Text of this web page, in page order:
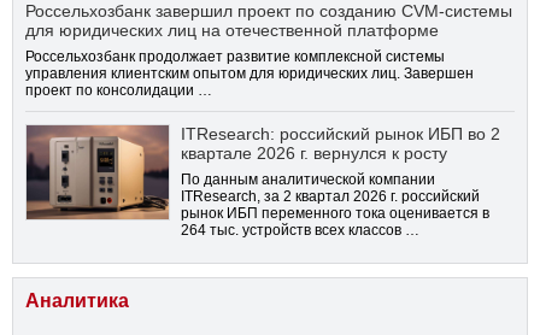
Россельхозбанк завершил проект по созданию CVM-системы
для юридических лиц на отечественной платформе
Россельхозбанк продолжает развитие комплексной системы
управления клиентским опытом для юридических лиц. Завершен
проект по консолидации …
ITResearch: российский рынок ИБП во 2
квартале 2026 г. вернулся к росту
По данным аналитической компании
ITResearch, за 2 квартал 2026 г. российский
рынок ИБП переменного тока оценивается в
264 тыс. устройств всех классов …
Аналитика